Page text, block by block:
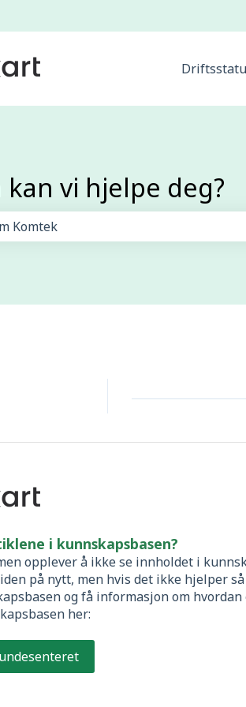
kan vi hjelpe deg?
i kunnskapsbasen?
opplever å ikke se innholdet i
på nytt, men hvis det ikke hjelper
og få informasjon om
her: